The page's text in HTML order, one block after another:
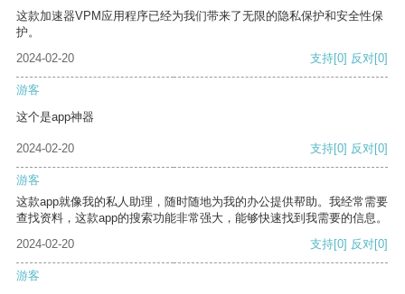
这款加速器VPM应用程序已经为我们带来了无限的隐私保护和安全性保
护。
2024-02-20
支持[0] 反对[0]
游客
这个是app神器
2024-02-20 支持[0] 反对[0]
游客
这款app就像我的私人助理，随时随地为我的办公提供帮助。我经常需要
查找资料，这款app的搜索功能非常强大，能够快速找到我需要的信息。
2024-02-20
支持[0] 反对[0]
游客